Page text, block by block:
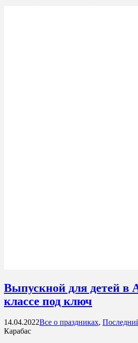
Выпускной для детей в
классе под ключ
14.04.2022Все о праздниках,
Карабас